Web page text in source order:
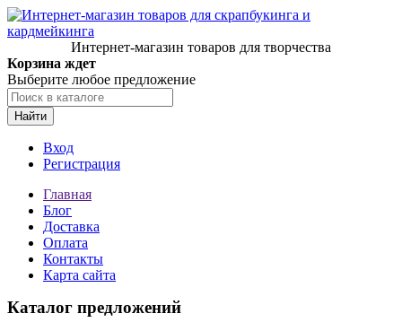
Интернет-магазин товаров для творчества
Корзина ждет
Выберите любое предложение
Найти
Вход
Регистрация
Главная
Блог
Доставка
Оплата
Контакты
Карта сайта
Каталог предложений